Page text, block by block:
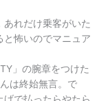
れだけ乗客がいた
怖いのでマニュア
」の腕章をつけた
は終始無言。で